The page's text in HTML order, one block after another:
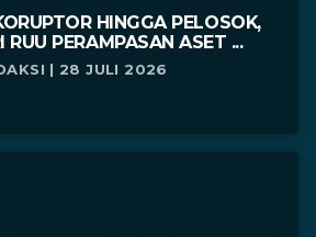
HINGGA PELOSOK,
RUU PERAMPASAN ASET ...
| 28 JULI 2026